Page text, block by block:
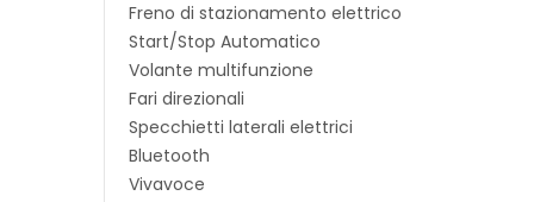
Freno di stazionamento elettrico
Start/Stop Automatico
Volante multifunzione
Fari direzionali
Specchietti laterali elettrici
Bluetooth
Vivavoce